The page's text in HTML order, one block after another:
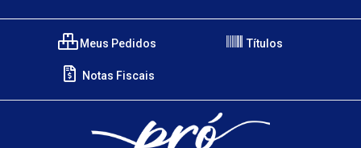
Meus Pedidos Títulos
Notas Fiscais